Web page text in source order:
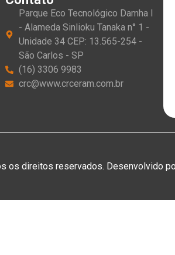
Parque Eco Tecnológico Damha I
- Alameda Sinlioku Tanaka n° 1 -
Unidade 34 CEP: 13.565-254 -
São Carlos - SP
(16) 3306 9983
crc@www.crceram.com.br
os direitos reservados. Desenvolvido